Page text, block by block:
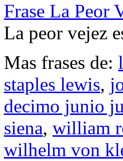
Frase La Peor
La peor vejez
Mas frases de:
staples lewis,
decimo junio
siena, william
wilhelm von